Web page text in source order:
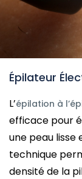
Épilateur
L’épilation à
efficace pour
une peau
technique
densité de la